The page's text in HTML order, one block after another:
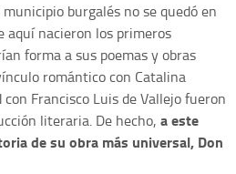
burgalés no se quedó en
aquí nacieron los primeros
forma a sus poemas y obras
romántico con Catalina
Francisco Luis de Vallejo fueron
literaria. De hecho, a este
de su obra más universal, Don